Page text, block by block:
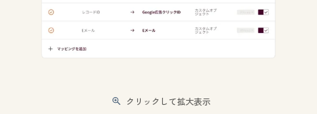
クリックして拡大表示